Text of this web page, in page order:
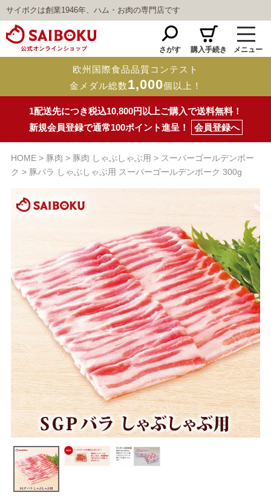
サイボクは創業1946年、ハム・お肉の専門店です
さがす 購入手続き メニュー
欧州国際食品品質コンテスト
金メダル総数1,000個以上！
1配送先につき税込10,800円以上ご購入で送料無料！
新規会員登録で通常100ポイント進呈！
会員登録へ
HOME 豚肉 豚肉 しゃぶしゃぶ用
スーパーゴールデンポー
ク
豚バラ しゃぶしゃぶ用 スーパーゴールデンポーク 300g